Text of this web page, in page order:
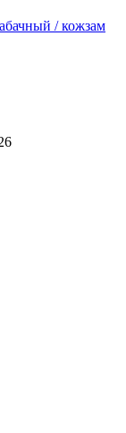
/ кожзам